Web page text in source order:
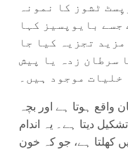
ٹشوز کا نمونہ
جسے بایوپسیز کہا
تجزیہ کیا جا
سرطان زدہ یا پیش
خلیات موجود ہیں۔
واقع ہوتا ہے اور بچہ
دیتا ہے۔ یہ اندام
کھلتا ہے، جو کہ خون